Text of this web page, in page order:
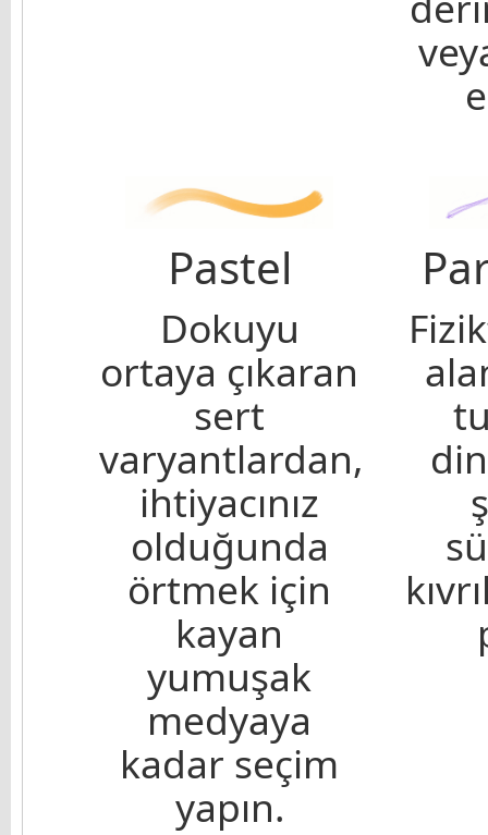
Pastel
Dokuyu
ortaya çıkaran
sert
varyantlardan,
ihtiyacınız
olduğunda
örtmek için
kayan
yumuşak
medyaya
kadar seçim
yapın.